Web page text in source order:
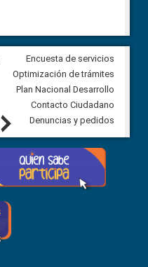
CPCCS convoca a Veeduría
Ciudadana para vigilar el
5 agosto, 2026
Next
Encuesta de servicios
Optimización de trámites
Plan Nacional Desarrollo
Contacto Ciudadano
Denuncias y pedidos